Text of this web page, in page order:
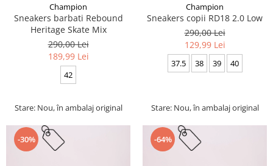
Champion
Sneakers barbati Rebound
Heritage Skate Mix
290,00 Lei
189,99 Lei
42
Stare: Nou, în ambalaj original
Champion
Sneakers copii RD18 2.0 Low
290,00 Lei
129,99 Lei
37.5 38 39 40
Stare: Nou, în ambalaj original
-30% -64%